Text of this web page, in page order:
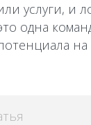
услуги, и
одна